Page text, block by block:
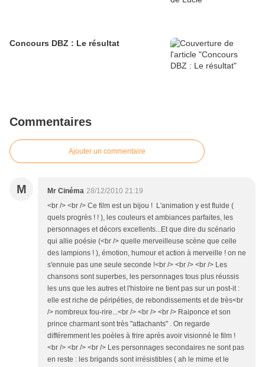
Concours DBZ : Le résultat
Commentaires
Ajouter un commentaire
M Mr Cinéma 28/12/2010 21:19
<br /> <br /> Ce film est un bijou ! L'animation y est fluide (
quels progrès ! ! ), les couleurs et ambiances parfaites, les
personnages et décors excellents...Et que dire du scénario
qui allie poésie (<br /> quelle merveilleuse scène que celle
des lampions ! ), émotion, humour et action à merveille ! on ne
s'ennuie pas une seule seconde !<br /> <br /> <br /> Les
chansons sont superbes, les personnages tous plus réussis
les uns que les autres et l'histoire ne tient pas sur un post-it :
elle est riche de péripéties, de rebondissements et de très<br
/> nombreux fou-rire...<br /> <br /> <br /> Raiponce et son
prince charmant sont très "attachants" . On regarde
différemment les poèles à frire après avoir visionné le film !
<br /> <br /> <br /> Les personnages secondaires ne sont pas
en reste : les brigands sont irrésistibles ( ah le mime et le